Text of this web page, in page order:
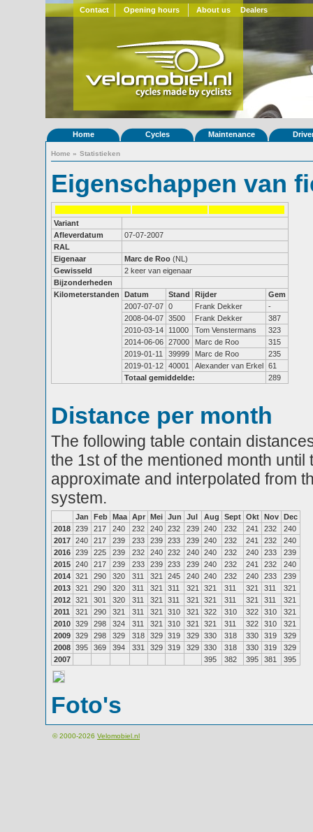
Contact Opening hours About us Dealers
Home Cycles Maintenance
Home » Statistieken
Eigenschappen van
Variant
Afleverdatum
07-07-2007
RAL
Eigenaar
Marc de Roo (NL)
Gewisseld
2 keer van eigenaar
Bijzonderheden
Kilometerstanden
Datum Stand Rijder
Gem
2007-07-07 0 Frank Dekker
-
2008-04-07 3500 Frank Dekker
387
2010-03-14
11000 Tom Venstermans
323
2014-06-06 27000 Marc de Roo
315
2019-01-11
39999 Marc de Roo
235
2019-01-12 40001 Alexander van Erkel 61
Totaal gemiddelde:
289
Distance per month
The following table contain
the 1st of the mentioned month
approximate and interpolated from
system.
Jan Feb Maa Apr Mei Jun Jul Aug Sept Okt Nov Dec
2018 239 217 240 232 240 232 239 240 232 241 232
240
2017 240 217 239 233 239 233 239 240 232 241 232
240
2016 239 225 239 232 240 232 240 240 232 240 233
239
2015 240 217 239 233 239 233 239 240 232 241 232
240
2014 321 290 320 311 321 245 240 240 232 240 233
239
2013 321 290 320 311 321 311 321 321 311 321 311
321
2012 321 301 320 311 321 311 321 321 311 321 311
321
2011
321 290 321 311 321 310 321 322 310 322 310
321
2010 329 298 324 311 321 310 321 321 311 322 310
321
2009 329 298 329 318 329 319 329 330 318 330 319
329
2008 395 369 394 331 329 319 329 330 318 330 319
329
2007
395 382 395 381 395
Foto's
© 2000-2026 Velomobiel.nl